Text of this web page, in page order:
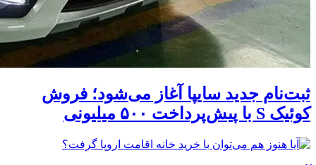
ثبت‌نام جدید سایپا آغاز می‌شود؛ فروش
کوئیک S با پیش‌پرداخت ۵۰۰ میلیونی